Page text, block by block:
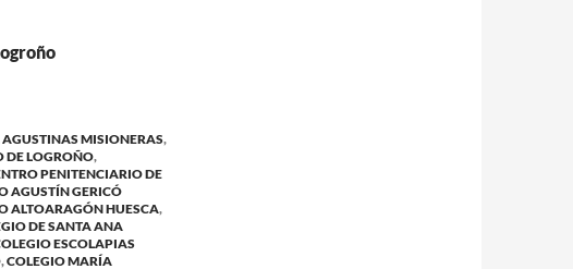
AGUSTINAS MISIONERAS,
DE LOGROÑO,
PENITENCIARIO DE
AGUSTÍN GERICÓ
ALTOARAGÓN HUESCA,
DE SANTA ANA
ESCOLAPIAS
,COLEGIO MARÍA